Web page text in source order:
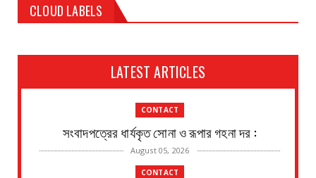
CLOUD LABELS
LATEST ARTICLES
CONTACT
সংবাদপত্রের ধার্যকৃত সোনা ও রূপার গহনা দর :
August 05, 2026
CONTACT